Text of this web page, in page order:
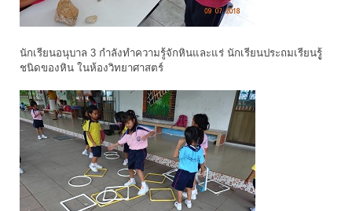
นักเรียนอนุบาล 3 กำลังทำความรู้จักหินและแร่ นักเรียนประถมเรียนรูู้
ชนิดของหิน ในห้องวิทยาศาสตร์